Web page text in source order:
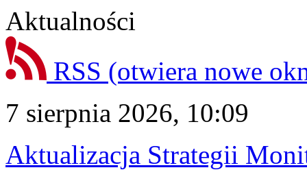
Aktualności
RSS (otwiera nowe
7 sierpnia 2026, 10:09
Aktualizacja Strategii